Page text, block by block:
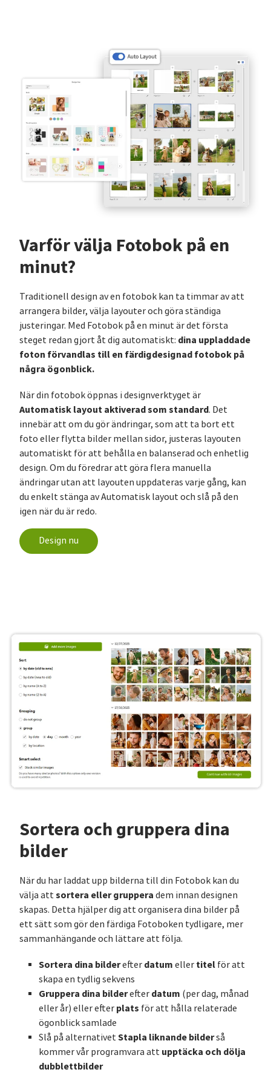
Varför välja Fotobok på en
minut?
Traditionell design av en fotobok kan ta timmar av att
arrangera bilder, välja layouter och göra ständiga
justeringar. Med Fotobok på en minut är det första
steget redan gjort åt dig automatiskt: dina uppladdade
foton förvandlas till en färdigdesignad fotobok på
några ögonblick.
När din fotobok öppnas i designverktyget är
Automatisk layout aktiverad som standard. Det
innebär att om du gör ändringar, som att ta bort ett
foto eller flytta bilder mellan sidor, justeras layouten
automatiskt för att behålla en balanserad och enhetlig
design. Om du föredrar att göra flera manuella
ändringar utan att layouten uppdateras varje gång, kan
du enkelt stänga av Automatisk layout och slå på den
igen när du är redo.
Design nu
Sortera och gruppera dina
bilder
När du har laddat upp bilderna till din Fotobok kan du
välja attsortera eller gruppera dem innan designen
skapas. Detta hjälper dig att organisera dina bilder på
ett sätt som gör den färdiga Fotoboken tydligare, mer
sammanhängande och lättare att följa.
Sortera dina bilderefter datum eller titel för att
skapa en tydlig sekvens
Gruppera dina bilderefter datum (per dag, månad
eller år) eller efter plats för att hålla relaterade
ögonblick samlade
Slå på alternativetStapla liknande bilderså
kommer vår programvara att upptäcka och dölja
dubblettbilder